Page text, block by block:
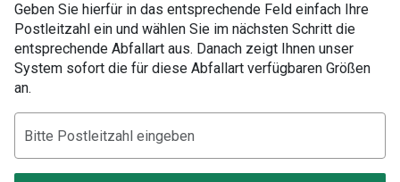
Geben Sie hierfür in das entsprechende Feld einfach Ihre
Postleitzahl ein und wählen Sie im nächsten Schritt die
entsprechende Abfallart aus. Danach zeigt Ihnen unser
System sofort die für diese Abfallart verfügbaren Größen
an.